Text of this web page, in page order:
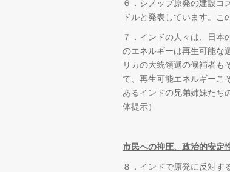
６．シノップ原発の建設コ
ドルと発表しています。こ
７．インドの人々は、日
のエネルギーは再生可能な
リカの大統領選の候補者も
て、再生可能エネルギーこ
あるインドの兄弟姉妹たち
体提示）
市民への抑圧、政治的安定
８．インドで原発に反対す